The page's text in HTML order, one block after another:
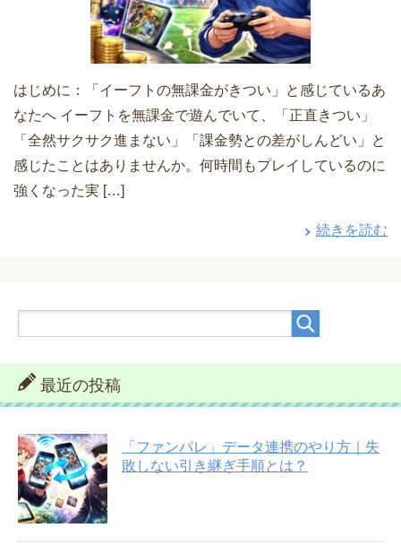
はじめに：「イーフトの無課金がきつい」と感じているあ
なたへ イーフトを無課金で遊んでいて、「正直きつい」
「全然サクサク進まない」「課金勢との差がしんどい」と
感じたことはありませんか。何時間もプレイしているのに
強くなった実 […]
続きを読む
最近の投稿
「ファンパレ」データ連携のやり方｜失
敗しない引き継ぎ手順とは？